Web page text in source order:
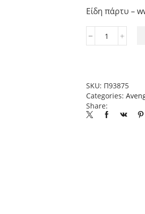
Είδη πάρτυ –
Γιρλάντα
Χάρτινη,
9
σημαιάκια
1
SKU: Π93875
Categories:
Share: